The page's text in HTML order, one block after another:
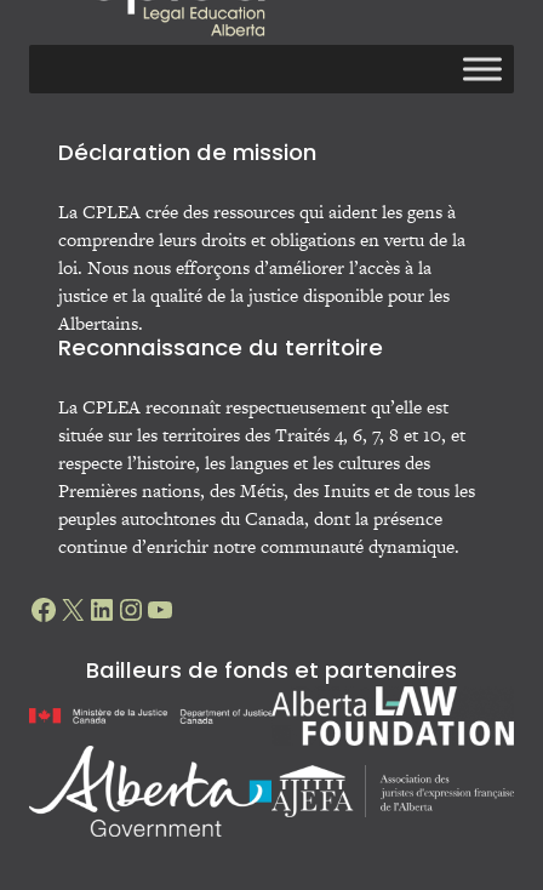
Déclaration de mission
La CPLEA crée des ressources qui aident les gens à
comprendre leurs droits et obligations en vertu de la
loi. Nous nous efforçons d’améliorer l’accès à la
justice et la qualité de la justice disponible pour les
Albertains.
Reconnaissance du territoire
La CPLEA reconnaît respectueusement qu’elle est
située sur les territoires des Traités 4, 6, 7, 8 et 10, et
respecte l’histoire, les langues et les cultures des
Premières nations, des Métis, des Inuits et de tous les
peuples autochtones du Canada, dont la présence
continue d’enrichir notre communauté dynamique.
Facebook
X LinkedIn
Instagram
YouTube
Bailleurs de fonds et partenaires